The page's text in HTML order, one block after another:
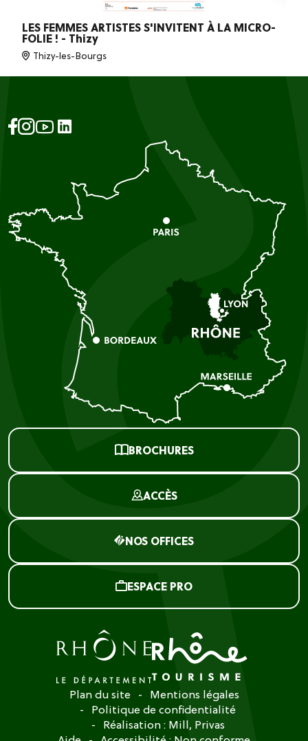
LES FEMMES ARTISTES S'INVITENT À LA MICRO-
FOLIE ! - Thizy
Thizy-les-Bourgs
BROCHURES
ACCÈS
NOS OFFICES
ESPACE PRO
Plan du site
Mentions légales
Politique de confidentialité
Réalisation : Mill, Privas